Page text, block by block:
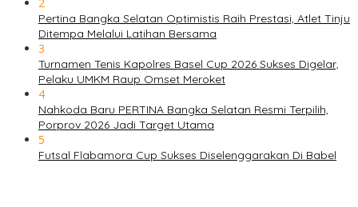
Pertina Bangka Selatan Optimistis Raih Prestasi, Atlet Tinju
Ditempa Melalui Latihan Bersama
3
Turnamen Tenis Kapolres Basel Cup 2026 Sukses Digelar,
Pelaku UMKM Raup Omset Meroket
4
Nahkoda Baru PERTINA Bangka Selatan Resmi Terpilih,
Porprov 2026 Jadi Target Utama
5
Futsal Flabamora Cup Sukses Diselenggarakan Di Babel